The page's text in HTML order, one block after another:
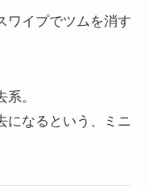
ワイプでツムを消す
。
になるという、ミニ